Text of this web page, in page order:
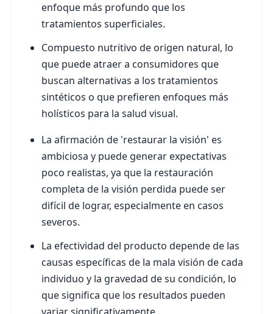
enfoque más profundo que los
tratamientos superficiales.
Compuesto nutritivo de origen natural, lo
que puede atraer a consumidores que
buscan alternativas a los tratamientos
sintéticos o que prefieren enfoques más
holísticos para la salud visual.
La afirmación de 'restaurar la visión' es
ambiciosa y puede generar expectativas
poco realistas, ya que la restauración
completa de la visión perdida puede ser
difícil de lograr, especialmente en casos
severos.
La efectividad del producto depende de las
causas específicas de la mala visión de cada
individuo y la gravedad de su condición, lo
que significa que los resultados pueden